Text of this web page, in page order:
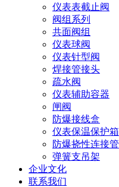
仪表表截止阀
阀组系列
共面阀组
仪表球阀
仪表针型阀
焊接管接头
疏水阀
仪表辅助容器
闸阀
防爆接线盒
仪表保温保护箱
防爆挠性连接管
弹簧支吊架
企业文化
联系我们